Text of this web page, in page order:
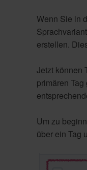
Wenn Sie in
erstellen.
Jetzt können
primären
Um zu
über ein Tag